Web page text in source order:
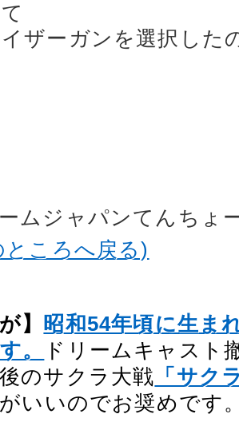
ザーガンを選択した
ムジャパンてんちょ
ところへ戻る)
】
昭和54年頃に生ま
。
ドリームキャスト
のサクラ大戦 「サク
いいのでお奨めです